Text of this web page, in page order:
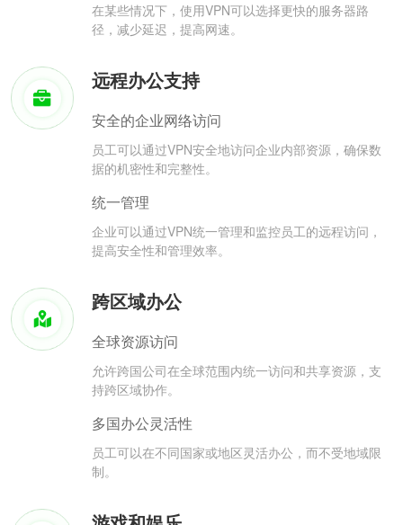
在某些情况下，使用VPN可以选择更快的服务器路
径，减少延迟，提高网速。
远程办公支持
安全的企业网络访问
员工可以通过VPN安全地访问企业内部资源，确保数
据的机密性和完整性。
统一管理
企业可以通过VPN统一管理和监控员工的远程访问，
提高安全性和管理效率。
跨区域办公
全球资源访问
允许跨国公司在全球范围内统一访问和共享资源，支
持跨区域协作。
多国办公灵活性
员工可以在不同国家或地区灵活办公，而不受地域限
制。